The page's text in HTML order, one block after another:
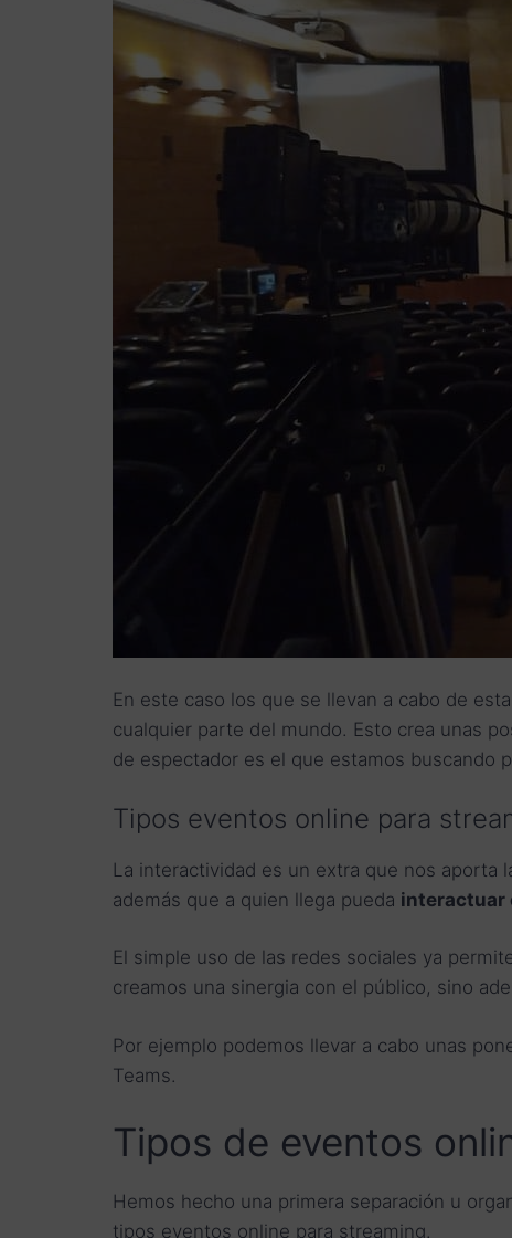
En este caso los que se llevan a cabo de
cualquier parte del mundo. Esto crea unas
de espectador es el que estamos buscando
Tipos eventos online para
La interactividad es un extra que nos
además que a quien llega pueda interactuar
El simple uso de las redes sociales ya
creamos una sinergia con el público, sino
Por ejemplo podemos llevar a cabo unas
Teams.
Tipos de eventos
Hemos hecho una primera separación u
tipos eventos online para streaming.